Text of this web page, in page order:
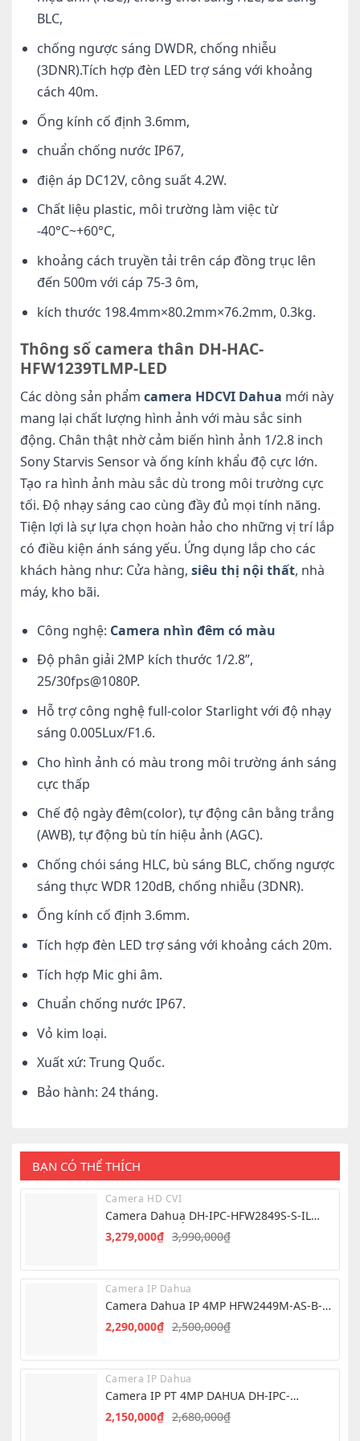
BLC,
chống ngược sáng DWDR, chống nhiễu
(3DNR).Tích hợp đèn LED trợ sáng với khoảng
cách 40m.
Ống kính cố định 3.6mm,
chuẩn chống nước IP67,
điện áp DC12V, công suất 4.2W.
Chất liệu plastic, môi trường làm việc từ
-40°C~+60°C,
khoảng cách truyền tải trên cáp đồng trục lên
đến 500m với cáp 75-3 ôm,
kích thước 198.4mm×80.2mm×76.2mm, 0.3kg.
Thông số camera thân DH-HAC-
HFW1239TLMP-LED
Các dòng sản phẩm camera HDCVI Dahua mới này
mang lại chất lượng hình ảnh với màu sắc sinh
động. Chân thật nhờ cảm biến hình ảnh 1/2.8 inch
Sony Starvis Sensor và ống kính khẩu độ cực lớn.
Tạo ra hình ảnh màu sắc dù trong môi trường cực
tối. Độ nhạy sáng cao cùng đầy đủ mọi tính năng.
Tiện lợi là sự lựa chọn hoàn hảo cho những vị trí lắp
có điều kiện ánh sáng yếu. Ứng dụng lắp cho các
khách hàng như: Cửa hàng, siêu thị nội thất, nhà
máy, kho bãi.
Công nghệ: Camera nhìn đêm có màu
Độ phân giải 2MP kích thước 1/2.8”,
25/30fps@1080P.
Hỗ trợ công nghệ full-color Starlight với độ nhạy
sáng 0.005Lux/F1.6.
Cho hình ảnh có màu trong môi trường ánh sáng
cực thấp
Chế độ ngày đêm(color), tự động cân bằng trắng
(AWB), tự động bù tín hiệu ảnh (AGC).
Chống chói sáng HLC, bù sáng BLC, chống ngược
sáng thực WDR 120dB, chống nhiễu (3DNR).
Ống kính cố định 3.6mm.
Tích hợp đèn LED trợ sáng với khoảng cách 20m.
Tích hợp Mic ghi âm.
Chuẩn chống nước IP67.
Vỏ kim loại.
Xuất xứ: Trung Quốc.
Bảo hành: 24 tháng.
BẠN CÓ THỂ THÍCH
Camera HD CVI
Camera Dahua DH-IPC-HFW2849S-S-IL
8.0MP – Hình Ảnh 4K Siêu Nét
3,990,000₫
Giá
là:
3,990,000₫.
3,279,000₫
Giá
tại
là:
3,279,000₫.
Camera IP Dahua
Camera Dahua IP 4MP HFW2449M-AS-B-
PRO
2,500,000₫
Giá
là:
2,500,000₫.
2,290,000₫
Giá
tại
là:
2,290,000₫.
Camera IP Dahua
Camera IP PT 4MP DAHUA DH-IPC-
PT2449C1-S-PV-PRO – QUAY QUÉT THÔNG
MINH
2,680,000₫
Giá
2,150,000₫
Giá